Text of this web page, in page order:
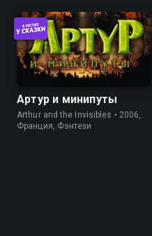
Артур и минипуты
Arthur and the Invisibles • 2006,
Франция, Фэнтези